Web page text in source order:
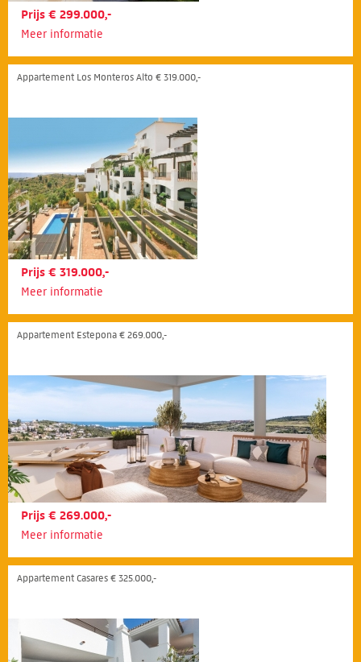
Prijs € 299.000,-
Meer informatie
Appartement Los Monteros Alto € 319.000,-
Prijs € 319.000,-
Meer informatie
Appartement Estepona € 269.000,-
Prijs € 269.000,-
Meer informatie
Appartement Casares € 325.000,-